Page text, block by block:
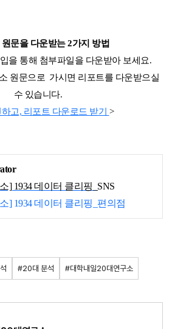
문을 다운받는 2가지 방법
을 통해 첨부파일을 다운받아 보세요.
원문으로 가시면 리포트를 다운받으실
수 있습니다.
고, 리포트 다운로드 받기 >
] 1934 데이터 클리핑_ SNS
] 1934 데이터 클리핑_편의점
#20대 분석 #대학내일20대연구소